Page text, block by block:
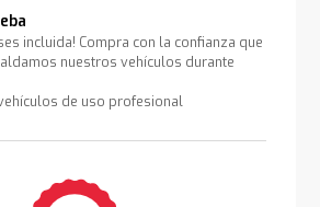
incluida! Compra con la confianza que
nuestros vehículos durante
de uso profesional